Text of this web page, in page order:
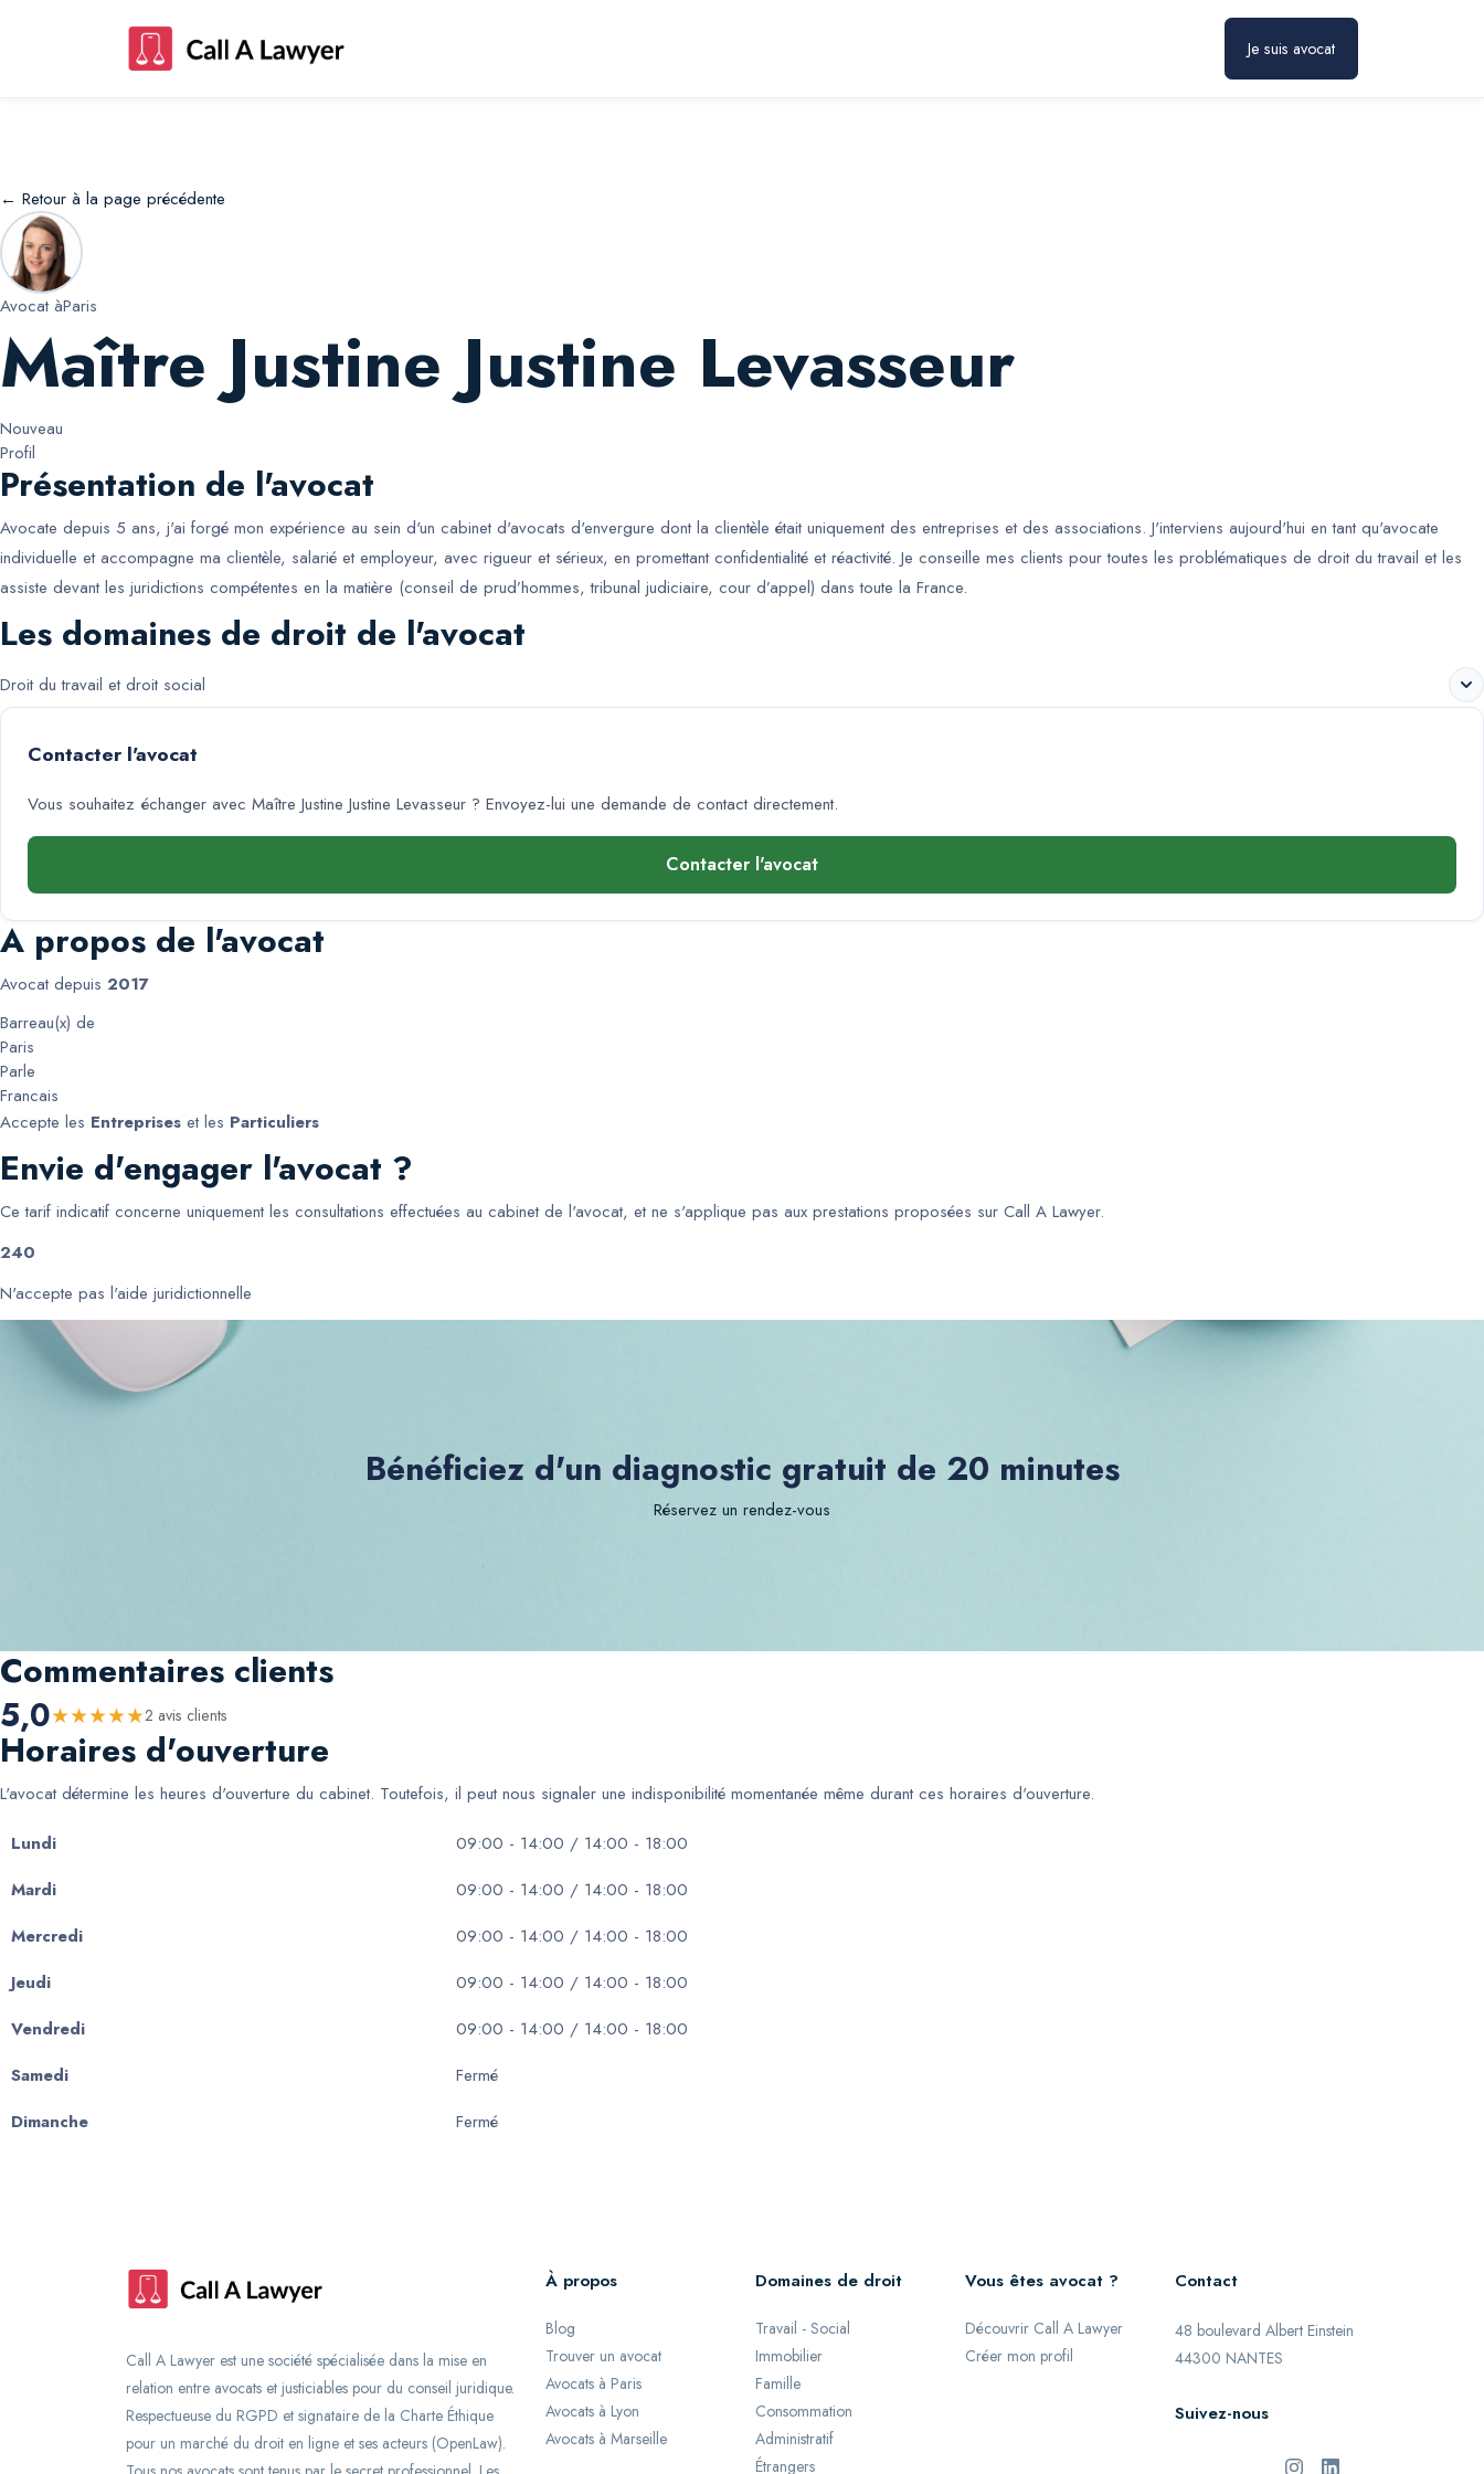
Je suis avocat
← Retour à la page précédente
Avocat àParis
Maître Justine Justine Levasseur
Nouveau
Profil
Présentation de l'avocat
Avocate depuis 5 ans, j'ai forgé mon expérience au sein d'un cabinet d'avocats d'envergure dont la clientèle était uniquement des entreprises et des associations. J'interviens aujourd'hui en tant qu'avocate
individuelle et accompagne ma clientèle, salarié et employeur, avec rigueur et sérieux, en promettant confidentialité et réactivité. Je conseille mes clients pour toutes les problématiques de droit du travail et les
assiste devant les juridictions compétentes en la matière (conseil de prud’hommes, tribunal judiciaire, cour d’appel) dans toute la France.
Les domaines de droit de l'avocat
Droit du travail et droit social
Contacter l'avocat
Vous souhaitez échanger avec Maître Justine Justine Levasseur ? Envoyez-lui une demande de contact directement.
Contacter l'avocat
A propos de l'avocat
Avocat depuis 2017
Barreau(x) de
Paris
Parle
Francais
Accepte les Entreprises et les Particuliers
Envie d'engager l'avocat ?
Ce tarif indicatif concerne uniquement les consultations effectuées au cabinet de l'avocat, et ne s'applique pas aux prestations proposées sur Call A Lawyer.
240
N'accepte pas l'aide juridictionnelle
Bénéficiez d'un diagnostic gratuit de 20 minutes
Réservez un rendez-vous
Commentaires clients
5,0★★★★★2 avis clients
Horaires d'ouverture
L'avocat détermine les heures d'ouverture du cabinet. Toutefois, il peut nous signaler une indisponibilité momentanée même durant ces horaires d'ouverture.
Lundi
09:00 - 14:00 / 14:00 - 18:00
Mardi
09:00 - 14:00 / 14:00 - 18:00
Mercredi
09:00 - 14:00 / 14:00 - 18:00
Jeudi
09:00 - 14:00 / 14:00 - 18:00
Vendredi
09:00 - 14:00 / 14:00 - 18:00
Samedi
Fermé
Dimanche
Fermé
Call A Lawyer est une société spécialisée dans la mise en
relation entre avocats et justiciables pour du conseil juridique.
Respectueuse du RGPD et signataire de la Charte Éthique
pour un marché du droit en ligne et ses acteurs (OpenLaw).
À propos
Blog
Trouver un avocat
Avocats à Paris
Avocats à Lyon
Avocats à Marseille
Domaines de droit
Travail - Social
Immobilier
Famille
Consommation
Administratif
Étrangers
Vous êtes avocat ?
Découvrir Call A Lawyer
Créer mon profil
Contact
48 boulevard Albert Einstein
44300 NANTES
Suivez-nous